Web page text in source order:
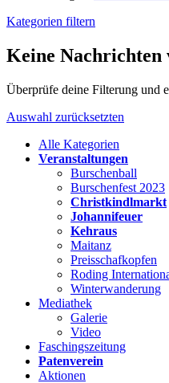
Kategorien filtern
Keine Nachrichten
Überprüfe deine Filterung und
Auswahl zurücksetzten
Alle Kategorien
Veranstaltungen
Burschenball
Burschenfest 2023
Christkindlmarkt
Johannifeuer
Kehraus
Maitanz
Preisschafkopfen
Roding
Winterwanderung
Mediathek
Galerie
Video
Faschingszeitung
Patenverein
Aktionen